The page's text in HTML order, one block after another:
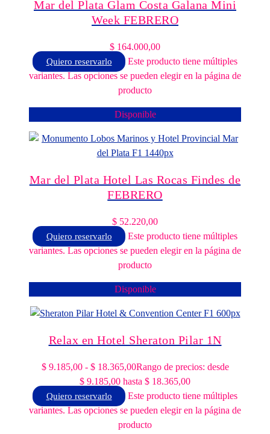
Mar del Plata Glam Costa Galana Mini
Week FEBRERO
$ 164.000,00
Quiero reservarlo
Este producto tiene múltiples
variantes. Las opciones se pueden elegir en la página de
producto
Disponible
Mar del Plata Hotel Las Rocas Findes de
FEBRERO
$ 52.220,00
Quiero reservarlo
Este producto tiene múltiples
variantes. Las opciones se pueden elegir en la página de
producto
Disponible
Relax en Hotel Sheraton Pilar 1N
$9.185,00 - $18.365,00Rango de precios: desde
$ 9.185,00 hasta $ 18.365,00
Quiero reservarlo
Este producto tiene múltiples
variantes. Las opciones se pueden elegir en la página de
producto